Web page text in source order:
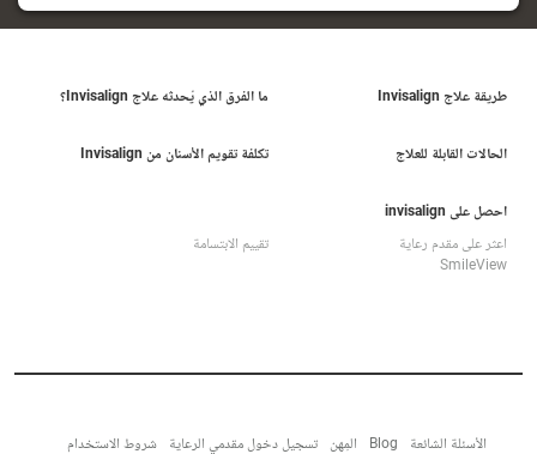
طريقة علاج Invisalign ما الفرق الذي يُحدثه علاج Invisalign؟
الحالات القابلة للعلاج تكلفة تقويم الأسنان من Invisalign
احصل على invisalign
اعثر على مقدم رعاية
تقييم الابتسامة
SmileView
الأسئلة الشائعة Blog المِهن تسجيل دخول مقدمي الرعاية شروط الاستخدام